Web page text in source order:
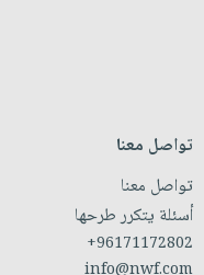
تواصل معنا
تواصل معنا
أسئلة يتكرر طرحها
+96171172802